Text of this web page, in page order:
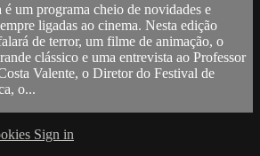
um programa cheio de novidades e
ligadas ao cinema. Nesta edição
de terror, um filme de animação, o
clássico e uma entrevista ao Professor
Valente, o Diretor do Festival de
o...
Sign in